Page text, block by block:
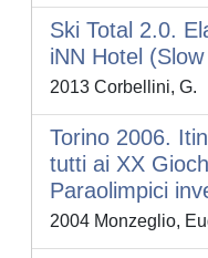
Ski Total 2.0.
iNN Hotel
2013 Corbellini, G.
Torino 2006.
tutti ai XX
Paraolimpici
2004 Monzeglio,